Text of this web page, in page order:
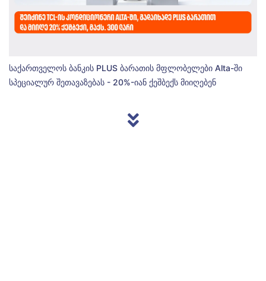
საქართველოს ბანკის PLUS ბარათის მფლობელები Alta-ში
სპეციალურ შეთავაზებას - 20%-იან ქეშბექს მიიღებენ